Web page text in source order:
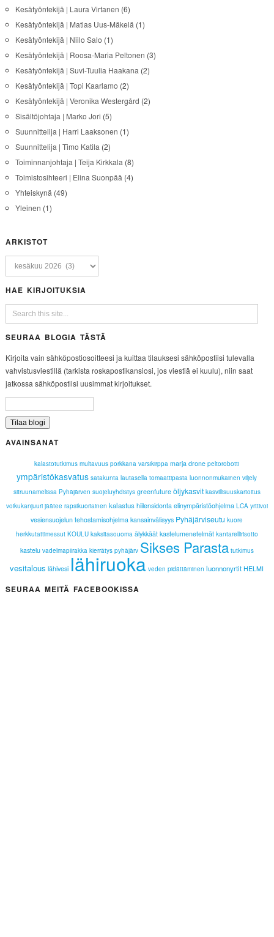
Kesätyöntekijä | Laura Virtanen (6)
Kesätyöntekijä | Matias Uus-Mäkelä (1)
Kesätyöntekijä | Niilo Salo (1)
Kesätyöntekijä | Roosa-Maria Peltonen (3)
Kesätyöntekijä | Suvi-Tuulia Haakana (2)
Kesätyöntekijä | Topi Kaarlamo (2)
Kesätyöntekijä | Veronika Westergård (2)
Sisältöjohtaja | Marko Jori (5)
Suunnittelija | Harri Laaksonen (1)
Suunnittelija | Timo Katila (2)
Toiminnanjohtaja | Teija Kirkkala (8)
Toimistosihteeri | Elina Suonpää (4)
Yhteiskynä (49)
Yleinen (1)
ARKISTOT
HAE KIRJOITUKSIA
SEURAA BLOGIA TÄSTÄ
Kirjoita vain sähköpostiosoitteesi ja kuittaa tilauksesi sähköpostiisi tulevalla
vahvistusviestillä (tarkista roskapostikansiosi, jos viestiä ei kuulu), niin saat
jatkossa sähköpostiisi uusimmat kirjoitukset.
AVAINSANAT
kalastotutkimus multavuus porkkana varsikirppa marja drone peltorobotti
ympäristökasvatus satakunta lautasella tomaattipasta luonnonmukainen viljely
sitruunamelissa Pyhäjärven suojeluyhdistys greenfuture öljykasvit kasvillisuuskartoitus
voikukanjuuri jäätee rapsikuoriainen kalastus hiilensidonta elinympäristöohjelma LCA yrttivoi
vesiensuojelun tehostamisohjelma kansainvälisyys Pyhäjärviseutu kuore
herkkutattimessut KOULU kaksitasouoma älykkäät kastelumenetelmät kantarellirisotto
kastelu vadelmapiirakka kierrätys pyhäjärv Sikses Parasta tutkimus
vesitalous lähivesi lähiruoka veden pidättäminen luonnonyrtit HELMI
SEURAA MEITÄ FACEBOOKISSA